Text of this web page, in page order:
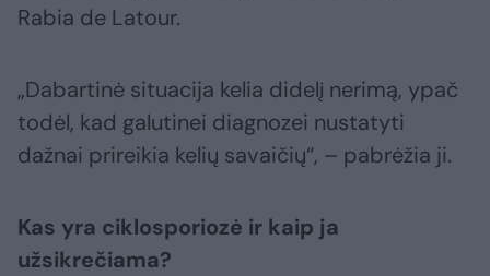
Rabia de Latour.
„Dabartinė situacija kelia didelį nerimą, ypač
todėl, kad galutinei diagnozei nustatyti
dažnai prireikia kelių savaičių“, – pabrėžia ji.
Kas yra ciklosporiozė ir kaip ja
užsikrečiama?